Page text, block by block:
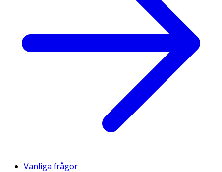
Vanliga frågor